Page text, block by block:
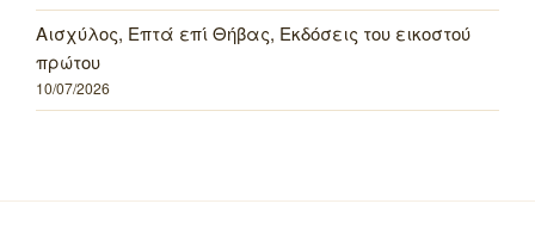
Αισχύλος, Επτά επί Θήβας, Εκδόσεις του εικοστού
πρώτου
10/07/2026